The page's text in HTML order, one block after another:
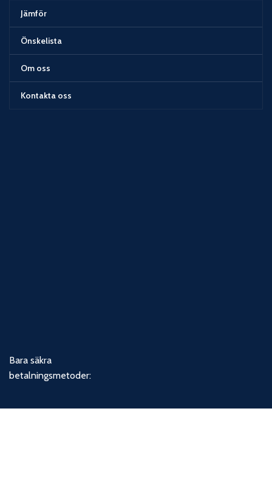
Jämför
Önskelista
Om oss
Kontakta oss
Bara säkra
betalningsmetoder: